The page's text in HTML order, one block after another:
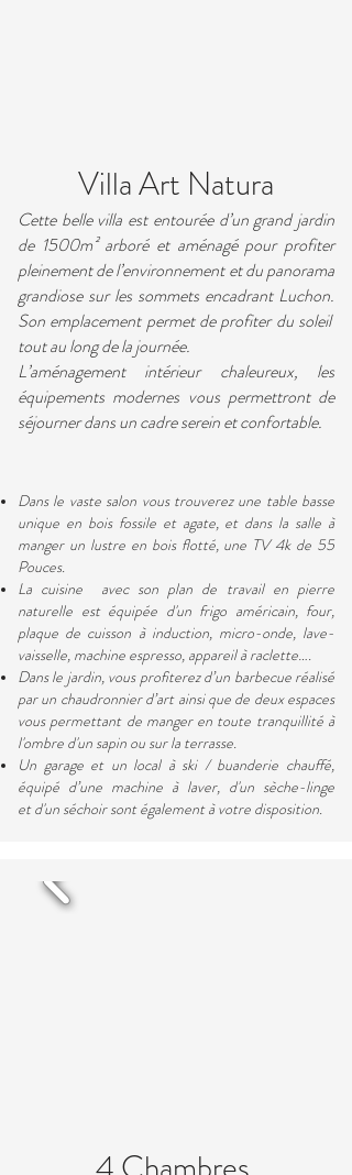
Villa Art Natura
Cette belle villa est entourée d’un grand jardin
de 1500m² arboré et aménagé pour profiter
pleinement de l’environnement et du panorama
grandiose sur les sommets encadrant Luchon.
Son emplacement permet de profiter du soleil
tout au long de la journée.
L’aménagement intérieur chaleureux, les
équipements modernes vous permettront de
séjourner dans un cadre serein et confortable.
Dans le vaste salon vous trouverez une table basse
unique en bois fossile et agate, et dans la salle à
manger un lustre en bois flotté, une TV 4k de 55
Pouces.
La cuisine avec son plan de travail en pierre
naturelle est équipée d'un frigo américain, four,
plaque de cuisson à induction, micro-onde, lave-
vaisselle, machine espresso, appareil à raclette….
Dans le jardin, vous profiterez d’un barbecue réalisé
par un chaudronnier d’art ainsi que de deux espaces
vous permettant de manger en toute tranquillité à
l'ombre d'un sapin ou sur la terrasse.
Un garage et un local à ski / buanderie chauffé,
équipé d’une machine à laver, d'un sèche-linge
et d'un séchoir sont également à votre disposition.